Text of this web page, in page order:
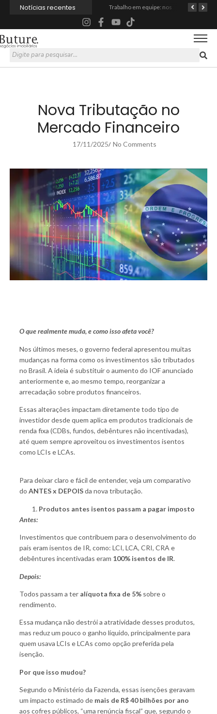
Notícias recentes
Nova Tributação no
Mercado Financeiro
17/11/2025/ No Comments
O que realmente muda, e como isso afeta você?
Nos últimos meses, o governo federal apresentou muitas
mudanças na forma como os investimentos são tributados
no Brasil. A ideia é substituir o aumento do IOF anunciado
anteriormente e, ao mesmo tempo, reorganizar a
arrecadação sobre produtos financeiros.
Essas alterações impactam diretamente todo tipo de
investidor desde quem aplica em produtos tradicionais de
renda fixa (CDBs, fundos, debêntures não incentivadas),
até quem sempre aproveitou os investimentos isentos
como LCIs e LCAs.
Para deixar claro e fácil de entender, veja um comparativo
do ANTES x DEPOISda nova tributação.
Produtos antes isentos passam a pagar imposto
Antes:
Investimentos que contribuem para o desenvolvimento do
país eram isentos de IR, como: LCI, LCA, CRI, CRA e
debêntures incentivadas eram 100% isentos de IR.
Depois:
Todos passam a ter alíquota fixa de 5% sobre o
rendimento.
Essa mudança não destrói a atratividade desses produtos,
mas reduz um pouco o ganho líquido, principalmente para
quem usava LCIs e LCAs como opção preferida pela
isenção.
Por que isso mudou?
Segundo o Ministério da Fazenda, essas isenções geravam
um impacto estimado de mais de R$ 40 bilhões por ano
aos cofres públicos, “uma renúncia fiscal” que, segundo o